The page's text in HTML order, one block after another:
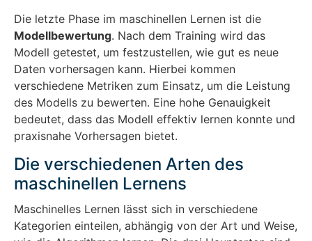
Die letzte Phase im maschinellen Lernen ist die
Modellbewertung. Nach dem Training wird das
Modell getestet, um festzustellen, wie gut es neue
Daten vorhersagen kann. Hierbei kommen
verschiedene Metriken zum Einsatz, um die Leistung
des Modells zu bewerten. Eine hohe Genauigkeit
bedeutet, dass das Modell effektiv lernen konnte und
praxisnahe Vorhersagen bietet.
Die verschiedenen Arten des
maschinellen Lernens
Maschinelles Lernen lässt sich in verschiedene
Kategorien einteilen, abhängig von der Art und Weise,